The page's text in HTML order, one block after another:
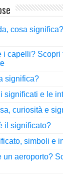
cosa
i capelli? Scopri
significa?
significati e le
curiosità e
il significato?
simboli e
un aeroporto?